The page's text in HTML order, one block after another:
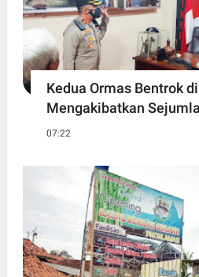
Kedua Ormas Bentrok
Mengakibatkan
07:22